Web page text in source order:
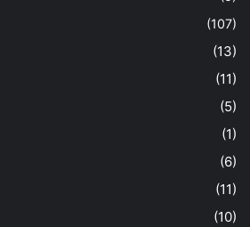
(107)
(13)
(11)
(5)
(1)
(6)
(11)
(10)